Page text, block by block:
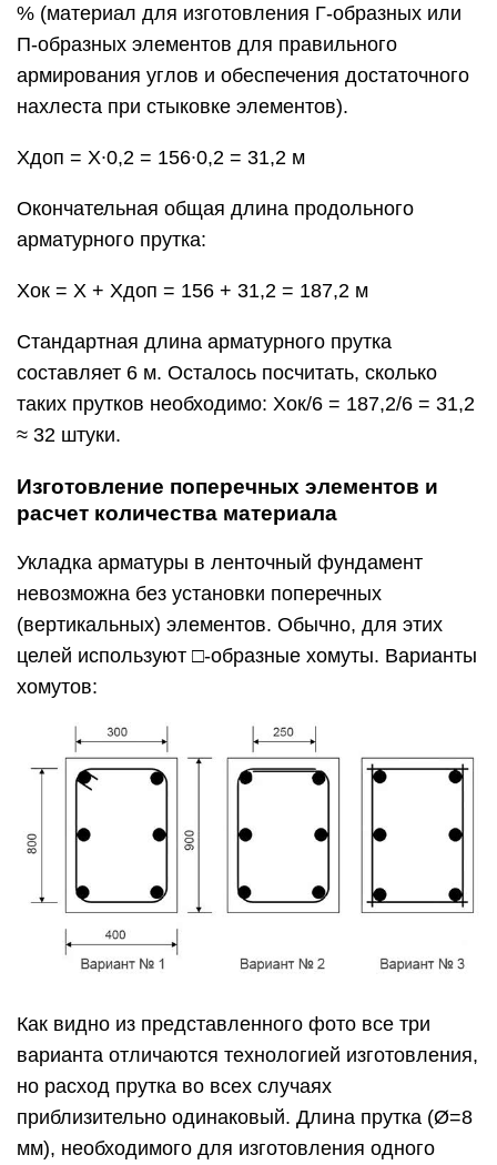
% (материал для изготовления Г-образных или
П-образных элементов для правильного
армирования углов и обеспечения достаточного
нахлеста при стыковке элементов).
Xдоп = X∙0,2 = 156∙0,2 = 31,2 м
Окончательная общая длина продольного
арматурного прутка:
Xок = X + Xдоп = 156 + 31,2 = 187,2 м
Стандартная длина арматурного прутка
составляет 6 м. Осталось посчитать, сколько
таких прутков необходимо: Xок/6 = 187,2/6 = 31,2
≈ 32 штуки.
Изготовление поперечных элементов и
расчет количества материала
Укладка арматуры в ленточный фундамент
невозможна без установки поперечных
(вертикальных) элементов. Обычно, для этих
целей используют □-образные хомуты. Варианты
хомутов:
Как видно из представленного фото все три
варианта отличаются технологией изготовления,
но расход прутка во всех случаях
приблизительно одинаковый. Длина прутка (Ø=8
мм), необходимого для изготовления одного